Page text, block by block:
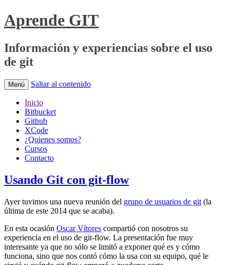
Aprende GIT
Información y experiencias sobre el uso
de git
Menú Saltar al contenido
Inicio
Bitbucket
Github
XCode
¿Quienes somos?
Cursos
Contacto
Usando Git con git-flow
Ayer tuvimos una nueva reunión del grupo de usuarios de git (la
última de este 2014 que se acaba).
En esta ocasión Oscar Vítores compartió con nosotros su
experiencia en el uso de git-flow. La presentación fue muy
interesante ya que no sólo se limitó a exponer qué es y cómo
funciona, sino que nos contó cómo la usa con su equipo, qué le